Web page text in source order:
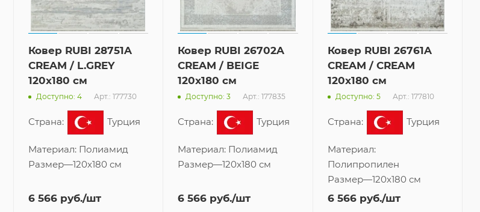
Ковер RUBI 28751A
CREAM / L.GREY
120x180 см
Доступно: 4 Арт.: 177730
Страна: Турция
Материал: Полиамид
Размер—120x180 см
6 566руб./шт
Ковер RUBI 26702A
CREAM / BEIGE
120x180 см
Доступно: 3 Арт.: 177835
Страна: Турция
Материал: Полиамид
Размер—120x180 см
6 566 руб./шт
Ковер RUBI 26761A
CREAM / CREAM
120x180 см
Доступно: 5 Арт.: 177810
Страна: Турция
Материал:
Полипропилен
Размер—120x180 см
6 566руб./шт